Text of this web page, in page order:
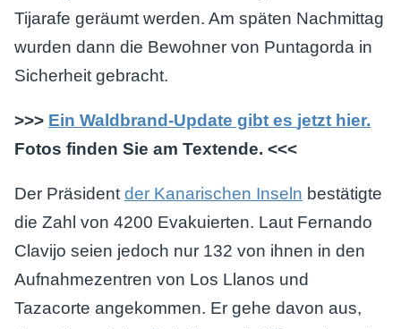
Tijarafe geräumt werden. Am späten Nachmittag
wurden dann die Bewohner von Puntagorda in
Sicherheit gebracht.
>>> Ein Waldbrand-Update gibt es jetzt hier.
Fotos finden Sie am Textende. <<<
Der Präsident der Kanarischen Inseln bestätigte
die Zahl von 4200 Evakuierten. Laut Fernando
Clavijo seien jedoch nur 132 von ihnen in den
Aufnahmezentren von Los Llanos und
Tazacorte angekommen. Er gehe davon aus,